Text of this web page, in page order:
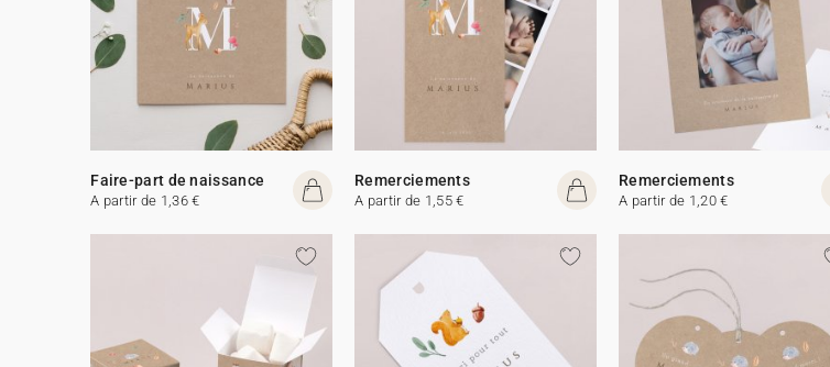
Faire-part de naissance
A partir de 1,36 €
Remerciements
A partir de 1,55 €
Remerciements
A partir de 1,20 €